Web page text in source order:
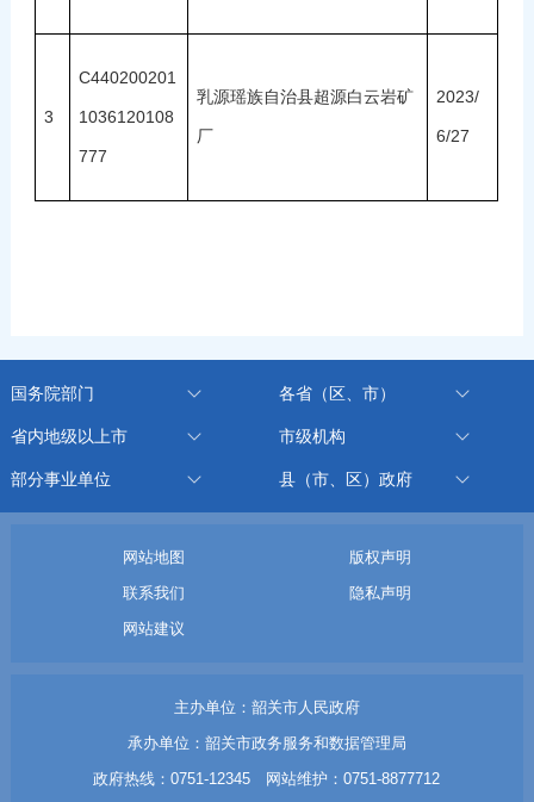
3
C440200201
1036120108
777
乳源瑶族自治县超源白云岩矿
厂
2023/
6/27
国务院部门 各省（区、市）
省内地级以上市 市级机构
部分事业单位 县（市、区）政府
网站地图
版权声明
联系我们
隐私声明
网站建议
主办单位：韶关市人民政府
承办单位：韶关市政务服务和数据管理局
政府热线：0751-12345 网站维护：0751-8877712